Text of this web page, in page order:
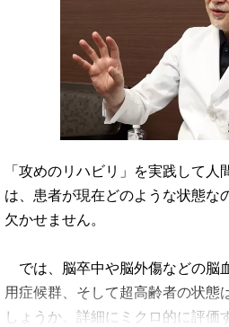
「攻めのリハビリ」を実践して
は、患者が現在どのような状態な
欠かせません。
では、脳卒中や脳外傷などの脳
用症候群、そして超高齢者の状態
しょうか。詳細にミクロ的に評価